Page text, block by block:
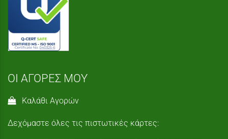
ΟΙ ΑΓΟΡΕΣ ΜΟΥ
Καλάθι Αγορών
Δεχόμαστε όλες τις πιστωτικές κάρτες: